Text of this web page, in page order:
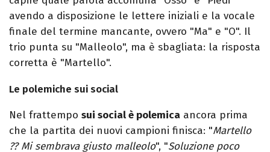
avendo a disposizione le lettere iniziali e la vocale
finale del termine mancante, ovvero "Ma" e "O". Il
trio punta su "Malleolo", ma è sbagliata: la risposta
corretta è "Martello".
Le polemiche sui social
Nel frattempo sui social è polemica ancora prima
che la partita dei nuovi campioni finisca: "Martello
?? Mi sembrava giusto malleolo", "Soluzione poco